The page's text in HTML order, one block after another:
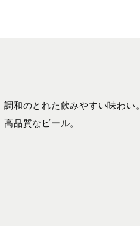
和のとれた飲みやすい味わい。
品質なビール。